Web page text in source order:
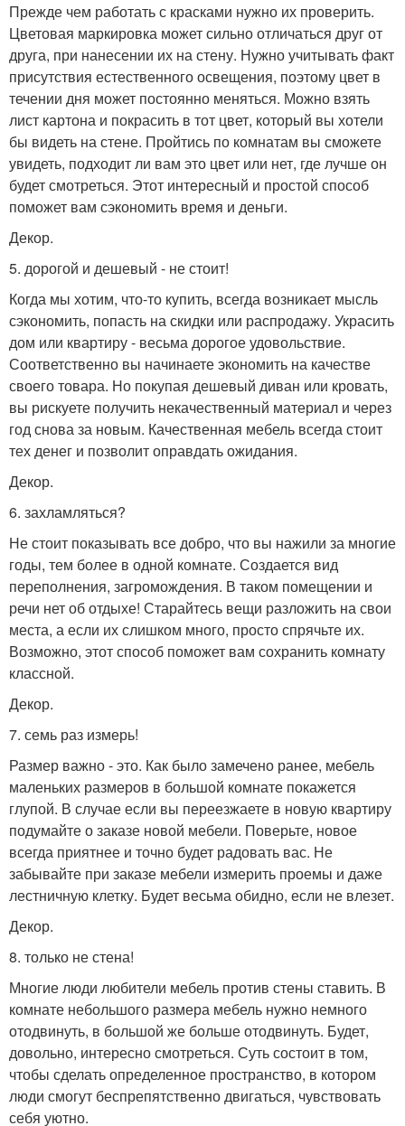
Прежде чем работать с красками нужно их проверить.
Цветовая маркировка может сильно отличаться друг от
друга, при нанесении их на стену. Нужно учитывать факт
присутствия естественного освещения, поэтому цвет в
течении дня может постоянно меняться. Можно взять
лист картона и покрасить в тот цвет, который вы хотели
бы видеть на стене. Пройтись по комнатам вы сможете
увидеть, подходит ли вам это цвет или нет, где лучше он
будет смотреться. Этот интересный и простой способ
поможет вам сэкономить время и деньги.
Декор.
5. дорогой и дешевый - не стоит!
Когда мы хотим, что-то купить, всегда возникает мысль
сэкономить, попасть на скидки или распродажу. Украсить
дом или квартиру - весьма дорогое удовольствие.
Соответственно вы начинаете экономить на качестве
своего товара. Но покупая дешевый диван или кровать,
вы рискуете получить некачественный материал и через
год снова за новым. Качественная мебель всегда стоит
тех денег и позволит оправдать ожидания.
Декор.
6. захламляться?
Не стоит показывать все добро, что вы нажили за многие
годы, тем более в одной комнате. Создается вид
переполнения, загромождения. В таком помещении и
речи нет об отдыхе! Старайтесь вещи разложить на свои
места, а если их слишком много, просто спрячьте их.
Возможно, этот способ поможет вам сохранить комнату
классной.
Декор.
7. семь раз измерь!
Размер важно - это. Как было замечено ранее, мебель
маленьких размеров в большой комнате покажется
глупой. В случае если вы переезжаете в новую квартиру
подумайте о заказе новой мебели. Поверьте, новое
всегда приятнее и точно будет радовать вас. Не
забывайте при заказе мебели измерить проемы и даже
лестничную клетку. Будет весьма обидно, если не влезет.
Декор.
8. только не стена!
Многие люди любители мебель против стены ставить. В
комнате небольшого размера мебель нужно немного
отодвинуть, в большой же больше отодвинуть. Будет,
довольно, интересно смотреться. Суть состоит в том,
чтобы сделать определенное пространство, в котором
люди смогут беспрепятственно двигаться, чувствовать
себя уютно.